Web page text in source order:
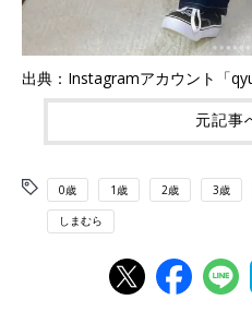
出典：Instagramアカウント「
元記事
0歳 1歳 2歳 3歳
しまむら